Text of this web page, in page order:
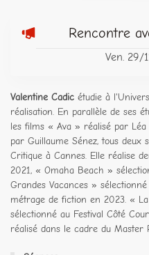
Rencontre
Ven. 29/
Valentine Cadic étudie à
réalisation. En parallèle de ses
les films « Ava » réalisé par
par Guillaume Sénez, tous deux
Critique à Cannes. Elle réalise
2021, « Omaha Beach »
Grandes Vacances »
métrage de fiction en 2023. «
sélectionné au Festival Côté
réalisé dans le cadre du Master